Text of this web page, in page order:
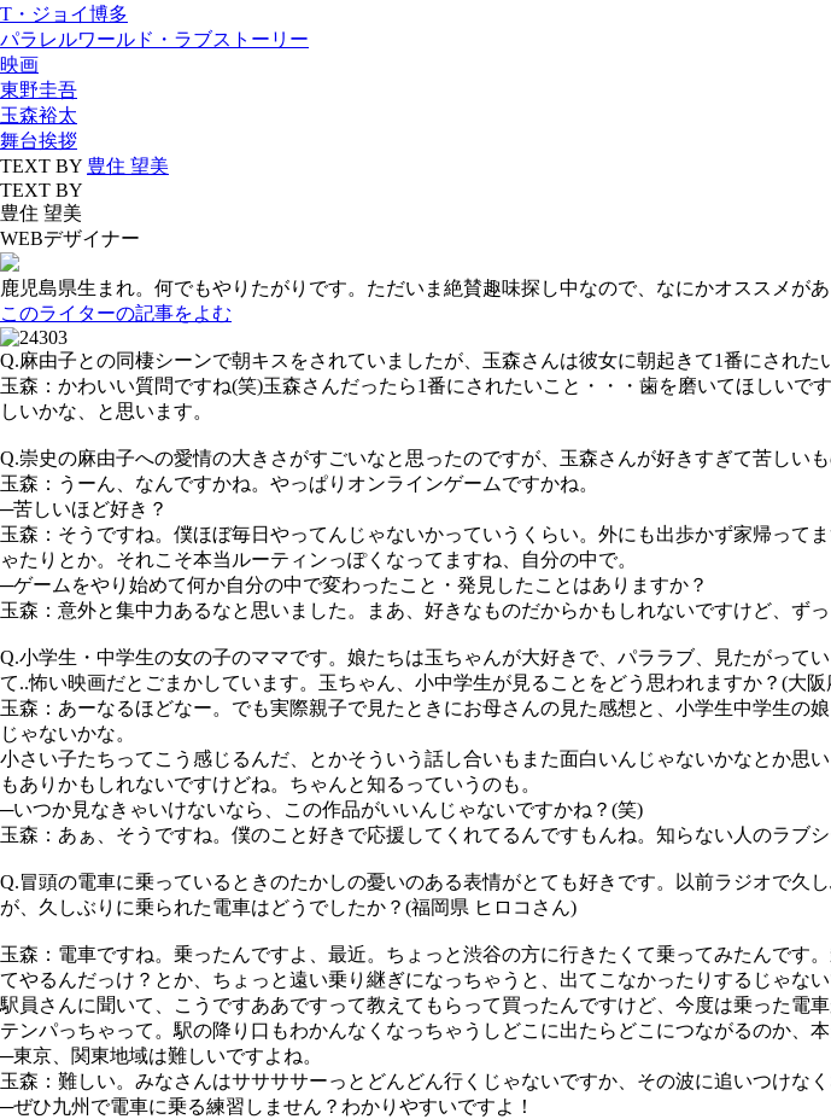
T・ジョイ博多
パラレルワールド・ラブストーリー
映画
東野圭吾
玉森裕太
舞台挨拶
TEXT BY 豊住 望美
TEXT BY
豊住 望美
WEBデザイナー
鹿児島県生まれ。何でもやりたがりです。ただいま絶賛趣味探し中なので、なにかオススメが
このライターの記事をよむ
Q.麻由子との同棲シーンで朝キスをされていましたが、玉森さんは彼女に朝起きて1番にされ
玉森： かわいい質問ですね(笑)玉森さんだったら1番にされたいこと・・・ 歯を磨いてほしいで
しいかな、と思います。
Q.崇史の麻由子への愛情の大きさがすごいなと思ったのですが、玉森さんが好きすぎて苦しい
玉森： うーん、なんですかね。やっぱり オンラインゲームですかね。
─苦しいほど好き？
玉森： そうですね。僕ほぼ毎日やってんじゃないかっていうくらい。外にも出歩かず家帰っ
ゃたりとか。それこそ本当ルーティンっぽくなってますね、自分の中で。
─ゲームをやり始めて何か自分の中で変わったこと・発見したことはありますか？
玉森： 意外と集中力あるなと思いました。まあ、好きなものだからかもしれないですけど、ずっ
Q.小学生・中学生の女の子のママです。娘たちは玉ちゃんが大好きで、パララブ、見たがって
て..怖い映画だとごまかしています。玉ちゃん、小中学生が見ることをどう思われますか？(大
玉森： あーなるほどなー。でも実際親子で見たときにお母さんの見た感想と、小学生中学生
じゃないかな。
小さい子たちってこう感じるんだ、とかそういう話し合いもまた面白いんじゃないかなとか思い
もありかもしれないですけどね。ちゃんと知るっていうのも。
─いつか見なきゃいけないなら、この作品がいいんじゃないですかね？(笑)
玉森： あぁ、そうですね。僕のこと好きで応援してくれてるんですもんね。知らない人のラブ
Q.冒頭の電車に乗っているときのたかしの憂いのある表情がとても好きです。以前ラジオで
が、久しぶりに乗られた電車はどうでしたか？(福岡県 ヒロコさん)
玉森： 電車ですね。乗ったんですよ、最近。ちょっと渋谷の方に行きたくて乗ってみたんで
てやるんだっけ？とか、ちょっと遠い乗り継ぎになっちゃうと、出てこなかったりするじゃな
駅員さんに聞いて、こうですああですって教えてもらって買ったんですけど、今度は乗った電
テンパっちゃって。駅の降り口もわかんなくなっちゃうしどこに出たらどこにつながるのか、本
─東京、関東地域は難しいですよね。
玉森： 難しい。みなさんはササササーっとどんどん行くじゃないですか、その波に追いつけな
─ぜひ九州で電車に乗る練習しません？わかりやすいですよ！